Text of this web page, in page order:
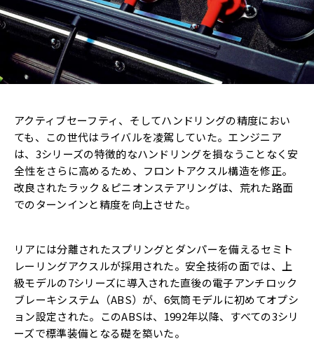
アクティブセーフティ、そしてハンドリングの精度におい
ても、この世代はライバルを凌駕していた。エンジニア
は、3シリーズの特徴的なハンドリングを損なうことなく安
全性をさらに高めるため、フロントアクスル構造を修正。
改良されたラック＆ピニオンステアリングは、荒れた路面
でのターンインと精度を向上させた。
リアには分離されたスプリングとダンパーを備えるセミト
レーリングアクスルが採用された。安全技術の面では、上
級モデルの7シリーズに導入された直後の電子アンチロック
ブレーキシステム（ABS）が、6気筒モデルに初めてオプシ
ョン設定された。このABSは、1992年以降、すべての3シリ
ーズで標準装備となる礎を築いた。